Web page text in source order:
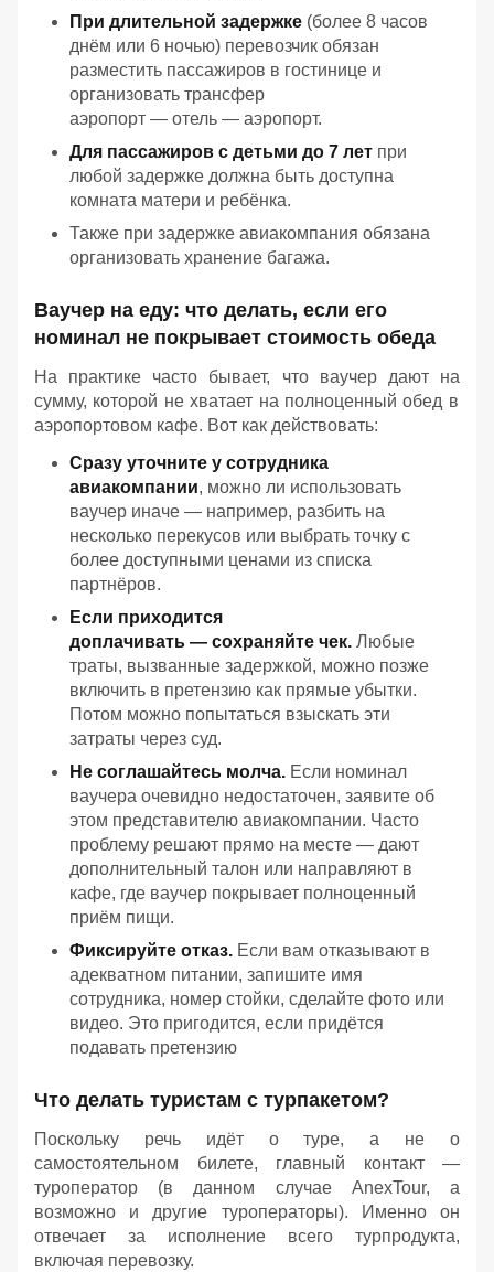
При длительной задержке (более 8 часов
днём или 6 ночью) перевозчик обязан
разместить пассажиров в гостинице и
организовать трансфер
аэропорт — отель — аэропорт.
Для пассажиров с детьми до 7 лет при
любой задержке должна быть доступна
комната матери и ребёнка.
Также при задержке авиакомпания обязана
организовать хранение багажа.
Ваучер на еду: что делать, если его
номинал не покрывает стоимость обеда
На практике часто бывает, чтоваучердаютна
сумму, которой нехватает на полноценный обед в
аэропортовом кафе. Вот как действовать:
Сразу уточните у сотрудника
авиакомпании, можно ли использовать
ваучер иначе — например, разбить на
несколько перекусов или выбрать точку с
более доступными ценами из списка
партнёров.
Если приходится
доплачивать — сохраняйте чек. Любые
траты, вызванные задержкой, можно позже
включить в претензию как прямые убытки.
Потом можно попытаться взыскать эти
затраты через суд.
Не соглашайтесь молча. Если номинал
ваучера очевидно недостаточен, заявите об
этом представителю авиакомпании. Часто
проблему решают прямо на месте — дают
дополнительный талон или направляют в
кафе, где ваучер покрывает полноценный
приём пищи.
Фиксируйте отказ. Если вам отказывают в
адекватном питании, запишите имя
сотрудника, номер стойки, сделайте фото или
видео. Это пригодится, если придётся
подавать претензию
Что делать туристам с турпакетом?
Поскольку речь идёт о туре, а не о
самостоятельном билете, главный контакт —
туроператор (в данном случае AnexTour, а
возможно и другие туроператоры). Именно он
отвечает за исполнение всего турпродукта,
включая перевозку.